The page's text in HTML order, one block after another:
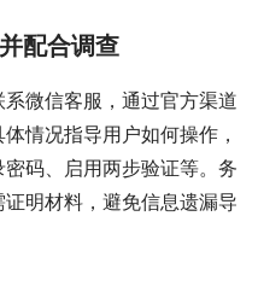
配合调查
微信客服，通过官方渠道
情况指导用户如何操作，
码、启用两步验证等。务
明材料，避免信息遗漏导